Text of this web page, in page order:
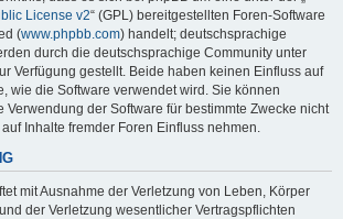
License v2“ (GPL) bereitgestellten Foren-Software
(www.phpbb.com) handelt; deutschsprachige
durch die deutschsprachige Community unter
Verfügung gestellt. Beide haben keinen Einfluss auf
wie die Software verwendet wird. Sie können
Verwendung der Software für bestimmte Zwecke nicht
Inhalte fremder Foren Einfluss nehmen.
mit Ausnahme der Verletzung von Leben, Körper
der Verletzung wesentlicher Vertragspflichten